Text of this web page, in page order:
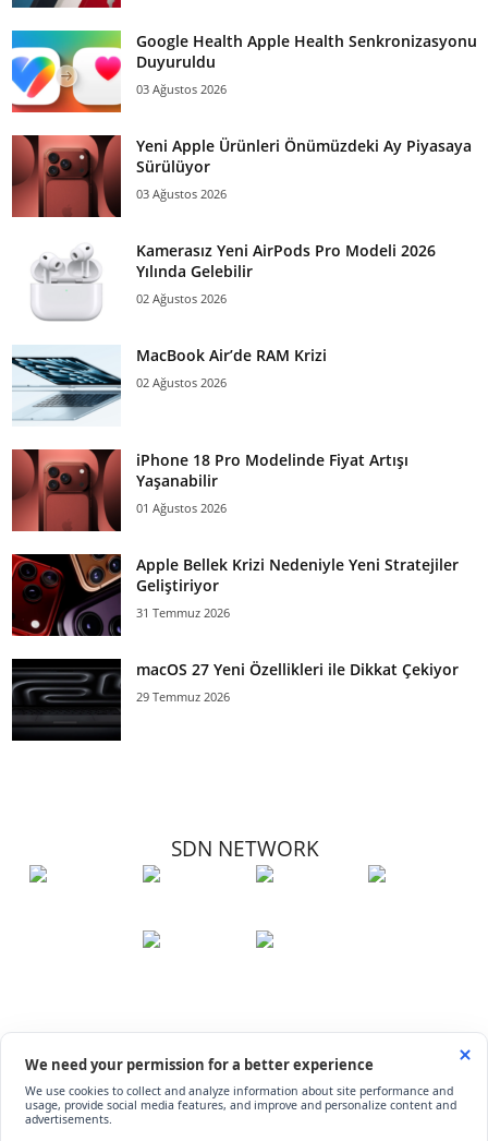
Google Health Apple Health Senkronizasyonu
Duyuruldu
03 Ağustos 2026
Yeni Apple Ürünleri Önümüzdeki Ay Piyasaya
Sürülüyor
03 Ağustos 2026
Kamerasız Yeni AirPods Pro Modeli 2026
Yılında Gelebilir
02 Ağustos 2026
MacBook Air’de RAM Krizi
02 Ağustos 2026
iPhone 18 Pro Modelinde Fiyat Artışı
Yaşanabilir
01 Ağustos 2026
Apple Bellek Krizi Nedeniyle Yeni Stratejiler
Geliştiriyor
31 Temmuz 2026
macOS 27 Yeni Özellikleri ile Dikkat Çekiyor
29 Temmuz 2026
SDN NETWORK